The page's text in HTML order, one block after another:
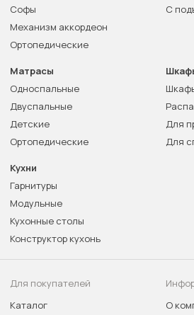
Софы
Механизм аккордеон
Ортопедические
С
Матрасы
Односпальные
Двуспальные
Детские
Ортопедические
Для
Для
Кухни
Гарнитуры
Модульные
Кухонные столы
Конструктор кухонь
Для покупателей
Каталог
О